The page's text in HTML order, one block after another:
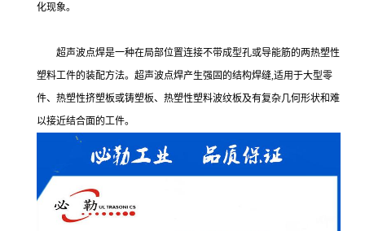
化现象。
超声波点焊是一种在局部位置连接不带成型孔或导能筋的两热塑性
塑料工件的装配方法。超声波点焊产生强固的结构焊缝,适用于大型零
件、热塑性挤塑板或铸塑板、热塑性塑料波纹板及有复杂几何形状和难
以接近结合面的工件。